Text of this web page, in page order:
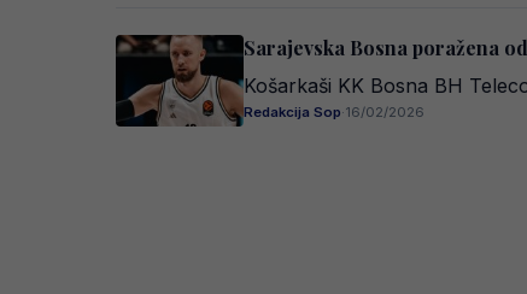
Sarajevska Bosna poražena
Košarkaši KK Bosna BH
Redakcija Sop·16/02/2026